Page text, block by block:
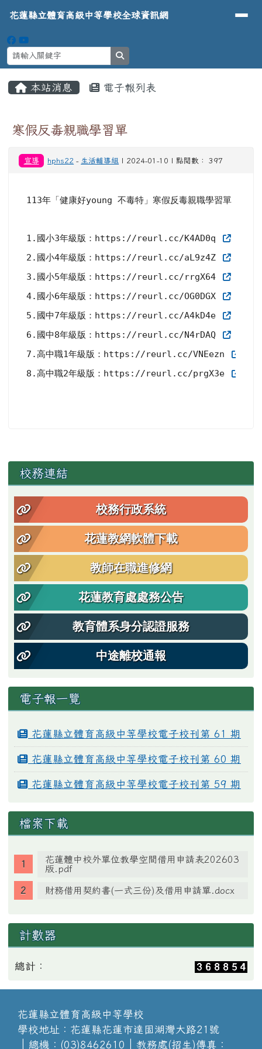
花蓮縣立體育高級中等學校全球資
導覽列
花蓮縣立體育高級中等學校全球資訊網
本站消息 電子報列表
寒假反毒親職學習單
宣導 hphs22 - 生活輔導組 | 2024-01-10 | 點閱數： 397
113年「健康好young 不毒特」寒假反毒親職學習單
1.國小3年級版：https://reurl.cc/K4AD0q
2.國小4年級版：https://reurl.cc/aL9z4Z
3.國小5年級版：https://reurl.cc/rrgX64
4.國小6年級版：https://reurl.cc/OG0DGX
5.國中7年級版：https://reurl.cc/A4kD4e
6.國中8年級版：https://reurl.cc/N4rDAQ
7.高中職1年級版：https://reurl.cc/VNEezn
8.高中職2年級版：https://reurl.cc/prgX3e
左邊區域內容
校務連結
校務行政系統
花蓮教網軟體下載
教師在職進修網
花蓮教育處處務公告
教育體系身分認證服務
中途離校通報
電子報一覽
花蓮縣立體育高級中等學校電子校刊第 61 期
花蓮縣立體育高級中等學校電子校刊第 60 期
花蓮縣立體育高級中等學校電子校刊第 59 期
檔案下載
花蓮體中校外單位教學空間借用申請表202603
版.pdf
財務借用契約書(一式三份)及借用申請單.docx
計數器
總計：
花蓮縣立體育高級中等學校
學校地址：花蓮縣花蓮市達固湖灣大路21號
│總機：(03)8462610│教務處(招生)傳真：